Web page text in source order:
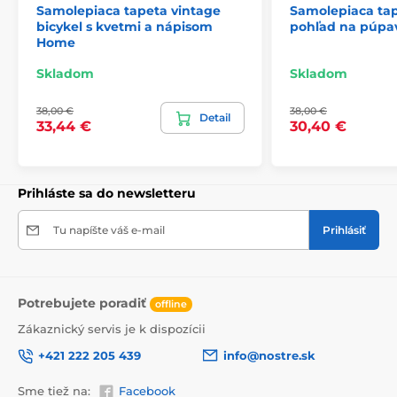
2) Fototapety s úpravou motívu podľa rozmeru
Pri tapetách s výškou 270 cm sa motív prispôsobuje
kliknutí na konkrétny rozmer na stránke si môžete
pozrieť presný náhľad. Každá tapeta sa skladá z pásov
245x270(5 pásov), 294x270
Samolepiaca tapeta vintage
bicykel s kvetmi a nápisom
Home
Skladom
38,00 €
33,44 €
Detail
Samolepiaca
pohľad na
Skladom
38,00 €
30,40 €
Prihláste sa do newsletteru
Tu napíšte váš e-mail Prihlásiť
Potrebujete poradiť offline
Zákaznický servis je k dispozícii
+421 222 205 439
info@nostre.sk
Sme tiež na: Facebook